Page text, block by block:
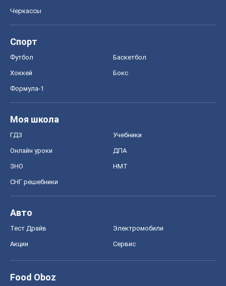
Черкассы
Спорт
Футбол Баскетбол
Хоккей Бокс
Формула-1
Моя школа
ГДЗ Учебники
Онлайн уроки ДПА
ЗНО НМТ
СНГ решебники
Авто
Тест Драйв Электромобили
Акции Сервис
Food Oboz